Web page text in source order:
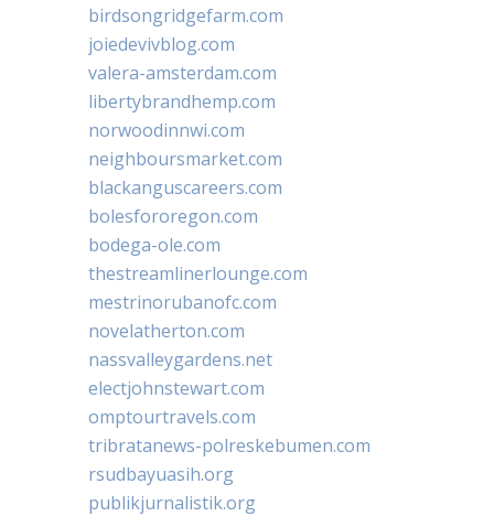
birdsongridgefarm.com
joiedevivblog.com
valera-amsterdam.com
libertybrandhemp.com
norwoodinnwi.com
neighboursmarket.com
blackanguscareers.com
bolesfororegon.com
bodega-ole.com
thestreamlinerlounge.com
mestrinorubanofc.com
novelatherton.com
nassvalleygardens.net
electjohnstewart.com
omptourtravels.com
tribratanews-polreskebumen.com
rsudbayuasih.org
publikjurnalistik.org